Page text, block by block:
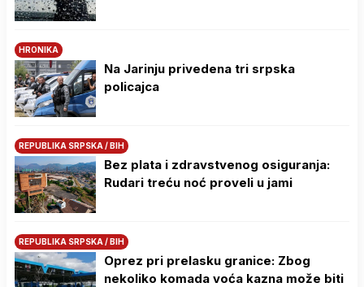
HRONIKA
Na Јarinju privedena tri srpska
policajca
REPUBLIKA SRPSKA / BIH
Bez plata i zdravstvenog osiguranja:
Rudari treću noć proveli u jami
REPUBLIKA SRPSKA / BIH
Oprez pri prelasku granice: Zbog
nekoliko komada voća kazna može biti